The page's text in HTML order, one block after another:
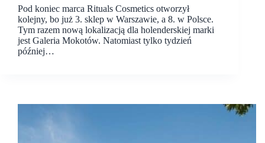
Pod koniec marca Rituals Cosmetics otworzył
kolejny, bo już 3. sklep w Warszawie, a 8. w Polsce.
Tym razem nową lokalizacją dla holenderskiej marki
jest Galeria Mokotów. Natomiast tylko tydzień
później…